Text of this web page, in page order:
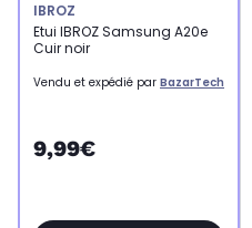
IBROZ
Etui IBROZ Samsung A20e
Cuir noir
Vendu et expédié par BazarTech
9,99€